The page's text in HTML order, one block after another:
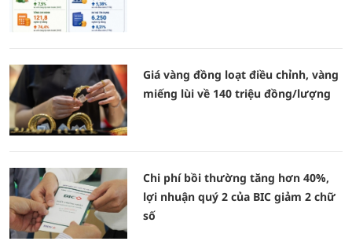
Giá vàng đồng loạt điều chỉnh, vàng
miếng lùi về 140 triệu đồng/lượng
Chi phí bồi thường tăng hơn 40%,
lợi nhuận quý 2 của BIC giảm 2 chữ
số